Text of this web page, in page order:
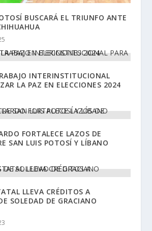
BUSCARÁ EL TRIUNFO ANTE
INTERINSTITUCIONAL
LA PAZ EN ELECCIONES 2024
FORTALECE LAZOS DE
SAN LUIS POTOSÍ Y LÍBANO
LLEVA CRÉDITOS A
SOLEDAD DE GRACIANO